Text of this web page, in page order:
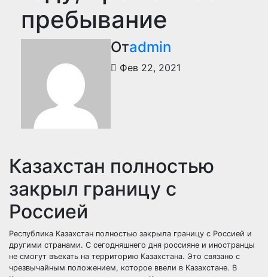
пребывание
Отadmin
Фев 22, 2021
Казахстан полностью
закрыл границу с
Россией
Республика Казахстан полностью закрыла границу с Россией и
другими странами. С сегодняшнего дня россияне и иностранцы
не смогут въехать на территорию Казахстана. Это связано с
чрезвычайным положением, которое ввели в Казахстане. В